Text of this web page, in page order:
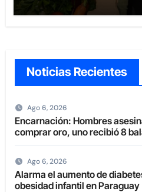
Noticias Recientes
Ago 6, 2026
Encarnación: Hombres
comprar oro, uno recibió 8
uno en la boca
Ago 6, 2026
Alarma el aumento de
obesidad infantil en Paraguay